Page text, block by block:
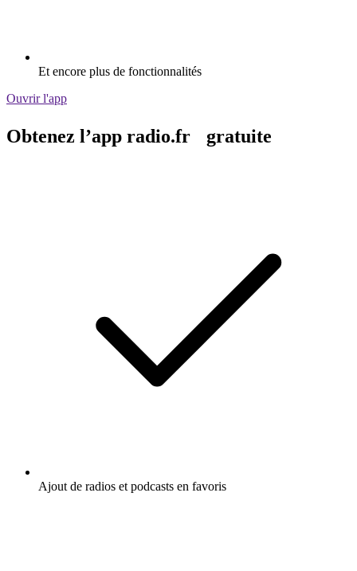
Et encore plus de fonctionnalités
Ouvrir l'app
Obtenez l’app radio.fr gratuite
Ajout de radios et podcasts en favoris